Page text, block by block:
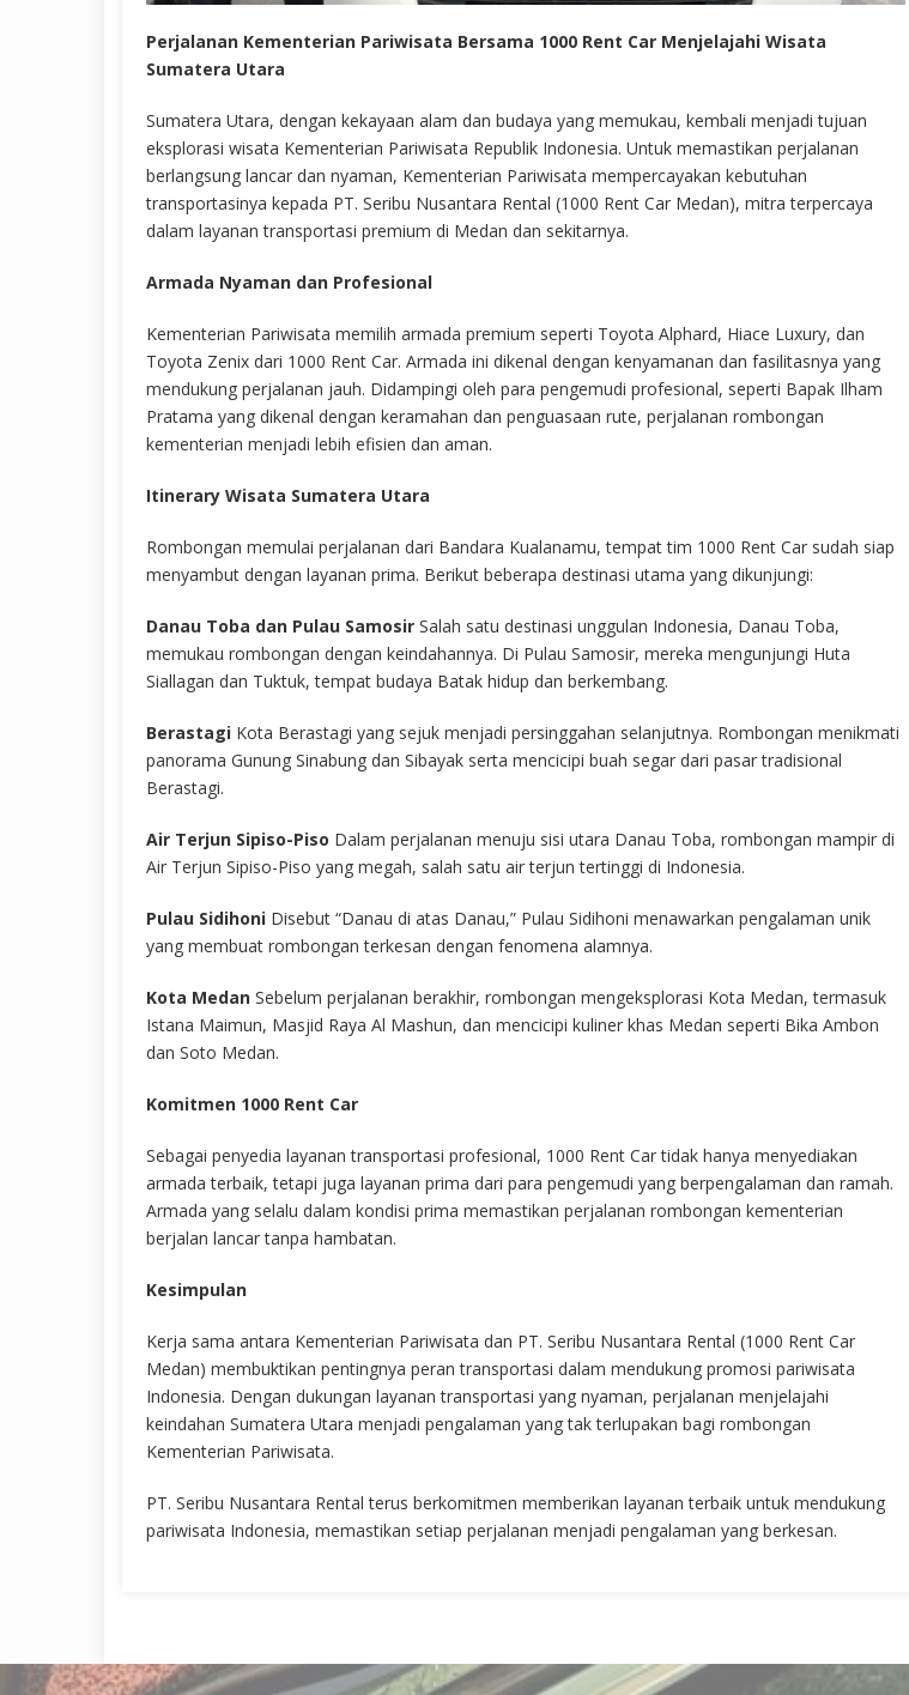
Perjalanan Kementerian Pariwisata Bersama 1000 Rent Car Menjelajahi Wisata
Sumatera Utara
Sumatera Utara, dengan kekayaan alam dan budaya yang memukau, kembali menjadi tujuan
eksplorasi wisata Kementerian Pariwisata Republik Indonesia. Untuk memastikan perjalanan
berlangsung lancar dan nyaman, Kementerian Pariwisata mempercayakan kebutuhan
transportasinya kepada PT. Seribu Nusantara Rental (1000 Rent Car Medan), mitra terpercaya
dalam layanan transportasi premium di Medan dan sekitarnya.
Armada Nyaman dan Profesional
Kementerian Pariwisata memilih armada premium seperti Toyota Alphard, Hiace Luxury, dan
Toyota Zenix dari 1000 Rent Car. Armada ini dikenal dengan kenyamanan dan fasilitasnya yang
mendukung perjalanan jauh. Didampingi oleh para pengemudi profesional, seperti Bapak Ilham
Pratama yang dikenal dengan keramahan dan penguasaan rute, perjalanan rombongan
kementerian menjadi lebih efisien dan aman.
Itinerary Wisata Sumatera Utara
Rombongan memulai perjalanan dari Bandara Kualanamu, tempat tim 1000 Rent Car sudah siap
menyambut dengan layanan prima. Berikut beberapa destinasi utama yang dikunjungi:
Danau Toba dan Pulau Samosir Salah satu destinasi unggulan Indonesia, Danau Toba,
memukau rombongan dengan keindahannya. Di Pulau Samosir, mereka mengunjungi Huta
Siallagan dan Tuktuk, tempat budaya Batak hidup dan berkembang.
Berastagi Kota Berastagi yang sejuk menjadi persinggahan selanjutnya. Rombongan menikmati
panorama Gunung Sinabung dan Sibayak serta mencicipi buah segar dari pasar tradisional
Berastagi.
Air Terjun Sipiso-Piso Dalam perjalanan menuju sisi utara Danau Toba, rombongan mampir di
Air Terjun Sipiso-Piso yang megah, salah satu air terjun tertinggi di Indonesia.
Pulau Sidihoni Disebut “Danau di atas Danau,” Pulau Sidihoni menawarkan pengalaman unik
yang membuat rombongan terkesan dengan fenomena alamnya.
Kota Medan Sebelum perjalanan berakhir, rombongan mengeksplorasi Kota Medan, termasuk
Istana Maimun, Masjid Raya Al Mashun, dan mencicipi kuliner khas Medan seperti Bika Ambon
dan Soto Medan.
Komitmen 1000 Rent Car
Sebagai penyedia layanan transportasi profesional, 1000 Rent Car tidak hanya menyediakan
armada terbaik, tetapi juga layanan prima dari para pengemudi yang berpengalaman dan ramah.
Armada yang selalu dalam kondisi prima memastikan perjalanan rombongan kementerian
berjalan lancar tanpa hambatan.
Kesimpulan
Kerja sama antara Kementerian Pariwisata dan PT. Seribu Nusantara Rental (1000 Rent Car
Medan) membuktikan pentingnya peran transportasi dalam mendukung promosi pariwisata
Indonesia. Dengan dukungan layanan transportasi yang nyaman, perjalanan menjelajahi
keindahan Sumatera Utara menjadi pengalaman yang tak terlupakan bagi rombongan
Kementerian Pariwisata.
PT. Seribu Nusantara Rental terus berkomitmen memberikan layanan terbaik untuk mendukung
pariwisata Indonesia, memastikan setiap perjalanan menjadi pengalaman yang berkesan.